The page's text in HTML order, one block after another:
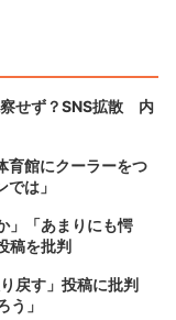
せず？SNS拡散 内
育館にクーラーをつ
は」
」「あまりにも愕
稿を批判
戻す」投稿に批判
う」